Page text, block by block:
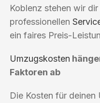
Koblenz stehen wir
professionellen
ein faires Preis-
Umzugskosten
Faktoren ab
Die Kosten für